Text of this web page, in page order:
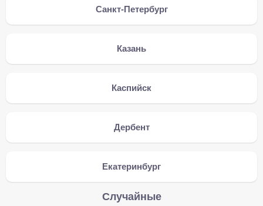
Санкт-Петербург
Казань
Каспийск
Дербент
Екатеринбург
Случайные